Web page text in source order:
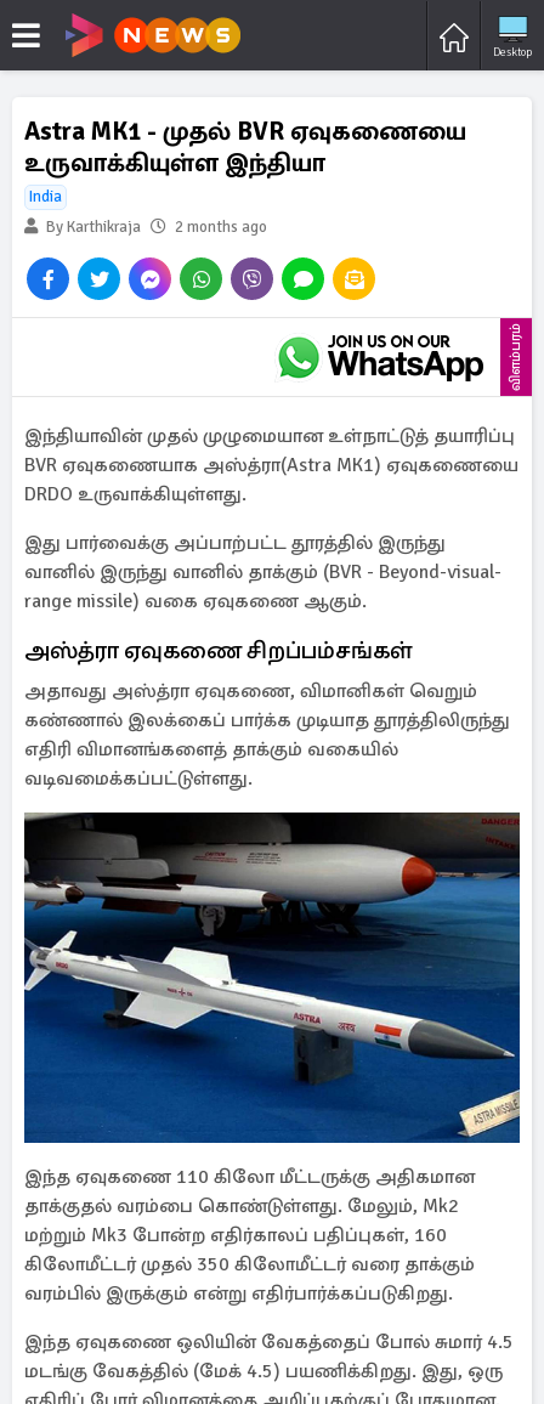
Desktop
Astra MK1 - முதல் BVR ஏவுகணையை
உருவாக்கியுள்ள இந்தியா
India
By Karthikraja
2 months ago
விளம்பரம்
இந்தியாவின் முதல் முழுமையான உள்நாட்டுத் தயாரிப்பு
BVR ஏவுகணையாக அஸ்த்ரா(Astra MK1) ஏவுகணையை
DRDO உருவாக்கியுள்ளது.
இது பார்வைக்கு அப்பாற்பட்ட தூரத்தில் இருந்து
வானில் இருந்து வானில் தாக்கும் (BVR - Beyond-visual-
range missile) வகை ஏவுகணை ஆகும்.
அஸ்த்ரா ஏவுகணை சிறப்பம்சங்கள்
அதாவது அஸ்த்ரா ஏவுகணை, விமானிகள் வெறும்
கண்ணால் இலக்கைப் பார்க்க முடியாத தூரத்திலிருந்து
எதிரி விமானங்களைத் தாக்கும் வகையில்
வடிவமைக்கப்பட்டுள்ளது.
இந்த ஏவுகணை 110 கிலோ மீட்டருக்கு அதிகமான
தாக்குதல் வரம்பை கொண்டுள்ளது. மேலும், Mk2
மற்றும் Mk3 போன்ற எதிர்காலப் பதிப்புகள், 160
கிலோமீட்டர் முதல் 350 கிலோமீட்டர் வரை தாக்கும்
வரம்பில் இருக்கும் என்று எதிர்பார்க்கப்படுகிறது.
இந்த ஏவுகணை ஒலியின் வேகத்தைப் போல் சுமார் 4.5
மடங்கு வேகத்தில் (மேக் 4.5) பயணிக்கிறது. இது, ஒரு